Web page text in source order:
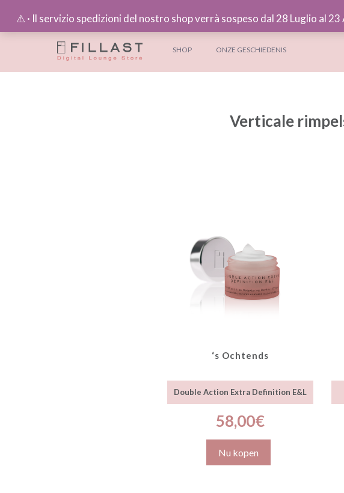
SHOP ONZE GESCHIEDENIS
Verticale
‘s Ochtends
Double Action Extra Definition E&L
58,00€
Nu kopen
⚠︎ · Il servizio spedizioni del nostro shop verrà sospeso dal 28 Luglio al